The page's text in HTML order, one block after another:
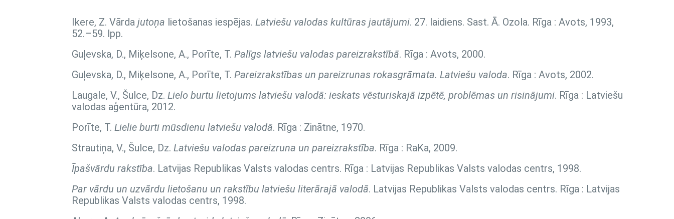
Ikere, Z. Vārda jutoņa lietošanas iespējas. Latviešu valodas kultūras jautājumi. 27. laidiens. Sast. Ā. Ozola. Rīga : Avots, 1993,
52.–59. lpp.
Guļevska, D., Miķelsone, A., Porīte, T. Palīgs latviešu valodas pareizrakstībā. Rīga : Avots, 2000.
Guļevska, D., Miķelsone, A., Porīte, T. Pareizrakstības un pareizrunas rokasgrāmata. Latviešu valoda. Rīga : Avots, 2002.
Laugale, V., Šulce, Dz. Lielo burtu lietojums latviešu valodā: ieskats vēsturiskajā izpētē, problēmas un risinājumi. Rīga : Latviešu
valodas aģentūra, 2012.
Porīte, T. Lielie burti mūsdienu latviešu valodā. Rīga : Zinātne, 1970.
Strautiņa, V., Šulce, Dz. Latviešu valodas pareizruna un pareizrakstība. Rīga : RaKa, 2009.
Īpašvārdu rakstība. Latvijas Republikas Valsts valodas centrs. Rīga : Latvijas Republikas Valsts valodas centrs, 1998.
Par vārdu un uzvārdu lietošanu un rakstību latviešu literārajā valodā. Latvijas Republikas Valsts valodas centrs. Rīga : Latvijas
Republikas Valsts valodas centrs, 1998.